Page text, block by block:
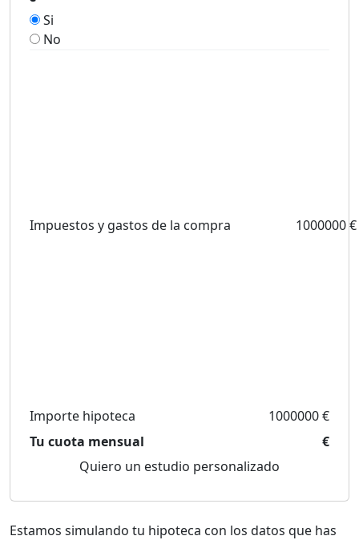
Si
No
Impuestos y gastos de la compra 1000000 €
Importe hipoteca
1000000 €
Tu cuota mensual
€
Quiero un estudio personalizado
Estamos simulando tu hipoteca con los datos que has